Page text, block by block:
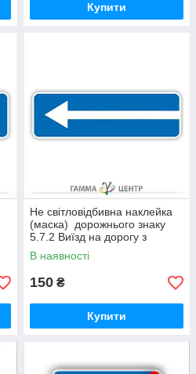
Купити
Не світловідбивна наклейка
(маска) дорожнього знаку
5.7.2 Виїзд на дорогу з
одностороннім рухом
В наявності
150 ₴
Купити